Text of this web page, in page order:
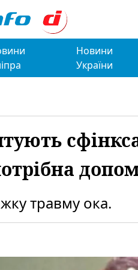
Новини
України
травму ока.